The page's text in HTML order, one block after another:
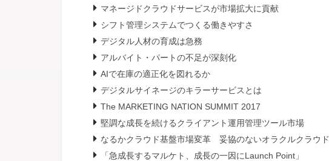
マネージドクラウドサービスが市場拡大に貢献
シフト管理システムでつくる働きやすさ
デジタル人材の育成は急務
アルバイト・パートの不足が深刻化
AIで在庫の適正化を図れるか
デジタルサイネージのキラーサービスとは
The MARKETING NATION SUMMIT 2017
堅調な成長を続けるクライアント運用管理ツール市場
なるかクラウド基盤市場変革 妥協のないオラクルクラウド
「急成長するマルケト、成長の一因にLaunch Point」